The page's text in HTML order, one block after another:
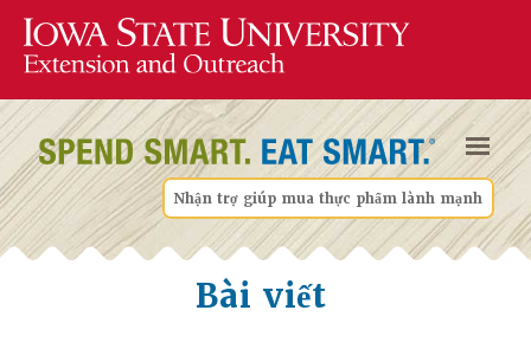
Nhận trợ giúp mua thực phẩm lành mạnh
Bài viết